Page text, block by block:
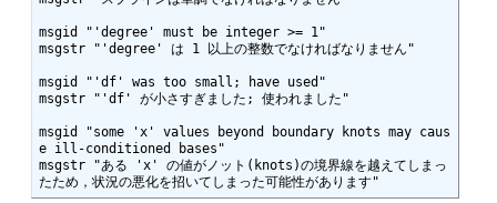
msgid "'degree' must be integer >= 1"
msgstr "'degree' は 1 以上の整数でなければなりません"
msgid "'df' was too small; have used"
msgstr "'df' が小さすぎました; 使われました"
msgid "some 'x' values beyond boundary knots may caus
e ill-conditioned bases"
msgstr "ある 'x' の値がノット(knots)の境界線を越えてしまっ
たため，状況の悪化を招いてしまった可能性があります"